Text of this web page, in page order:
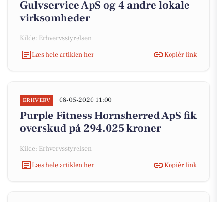
Gulvservice ApS og 4 andre lokale
virksomheder
Kilde: Erhvervsstyrelsen
Læs hele artiklen her
Kopiér link
ERHVERV 08-05-2020 11:00
Purple Fitness Hornsherred ApS fik
overskud på 294.025 kroner
Kilde: Erhvervsstyrelsen
Læs hele artiklen her
Kopiér link